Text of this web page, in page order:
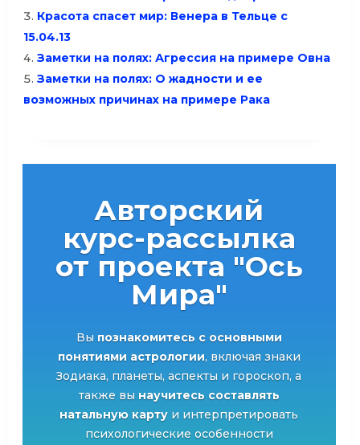
Красота спасет мир: Венера в Тельце с
15.04.13
Заметки на полях: Агрессия на примере Овна
Заметки на полях: О жадности и ее
возможных причинах на примере Рака
Авторский
курс-рассылка
от проекта "Ось
Мира"
Вы познакомитесь с основными
понятиями астрологии, включая знаки
Зодиака, планеты, аспекты и гороскоп, а
также вы научитесь составлять
натальную карту и интерпретировать
психологические особенности